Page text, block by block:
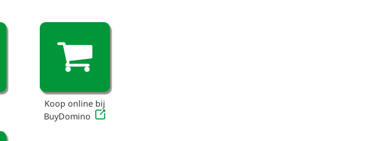
Koop online bij
BuyDomino